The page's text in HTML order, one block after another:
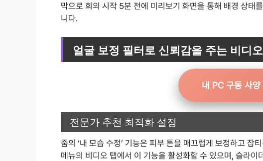
막으로 회의 시작 5분 전에 미리보기 화면을 통해 배경 상태
니다.
얼굴 보정 필터로 신뢰감을 주는 비디
내 PC 구동 사양
전문가 추천 최적화 설정
줌의 ‘내 모습 수정’ 기능은 피부 톤을 매끄럽게 보정하고 잡
메뉴의 비디오 탭에서 이 기능을 활성화할 수 있으며, 슬라